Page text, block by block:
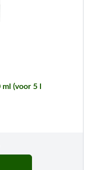
(voor 5 l